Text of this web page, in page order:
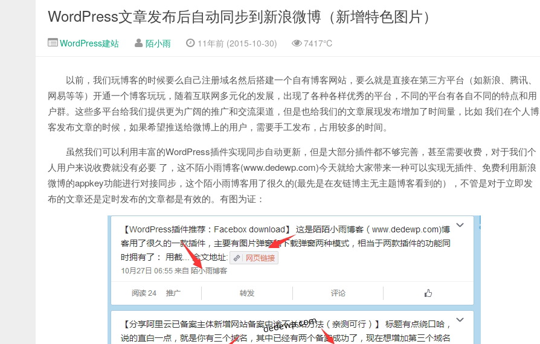
WordPress文章发布后自动同步到新浪微博（新增特色图片）
WordPress建站 陌小雨 11年前 (2015-10-30) 7417℃
以前，我们玩博客的时候要么自己注册域名然后搭建一个自有博客网站，要么就是直接在第三方平台（如新浪、腾讯、
网易等等）开通一个博客玩玩，随着互联网多元化的发展，出现了各种各样优秀的平台，不同的平台有各自不同的特点和用
户群。这些多平台给我们提供更为广阔的推广和交流渠道，但是也给我们的文章展现发布增加了时间量，比如 我们在个人博
客发布文章的时候，如果希望推送给微博上的用户，需要手工发布，占用较多的时间。
虽然我们可以利用丰富的WordPress插件实现同步自动更新，但是大部分插件都不够完善，甚至需要收费，对于我们个
人用户来说收费就没有必要 了，这不陌小雨博客(www.dedewp.com)今天就给大家带来一种可以实现无插件、免费利用新浪
微博的appkey功能进行对接同步，这个陌小雨博客用了很久的(最先是在友链博主无主题博客看到的），不管是对于立即发
布的文章还是定时发布的文章都是有效的。有图为证：